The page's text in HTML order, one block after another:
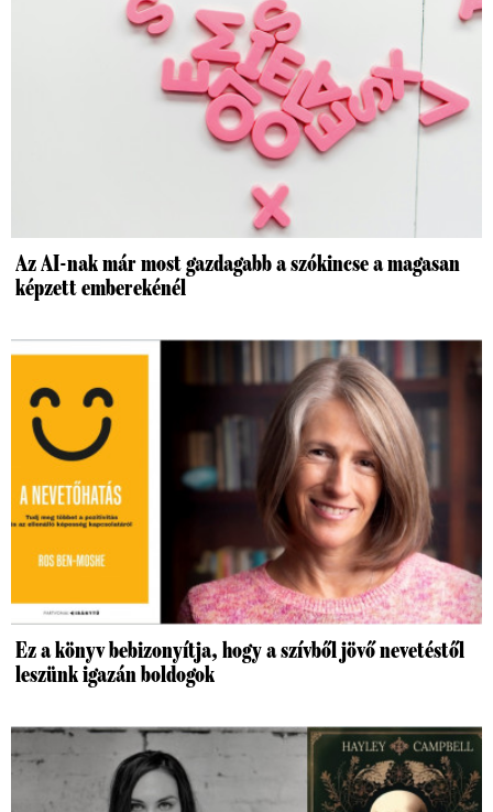
Az AI-nak már most gazdagabb a szókincse a magasan
képzett emberekénél
Ez a könyv bebizonyítja, hogy a szívből jövő nevetéstől
leszünk igazán boldogok